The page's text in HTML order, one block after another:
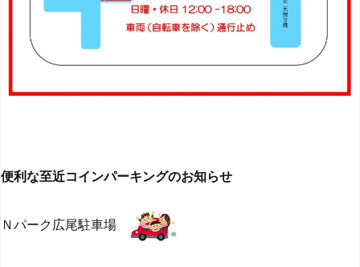
便利な至近コインパーキングのお知らせ
Ｎパーク広尾駐車場